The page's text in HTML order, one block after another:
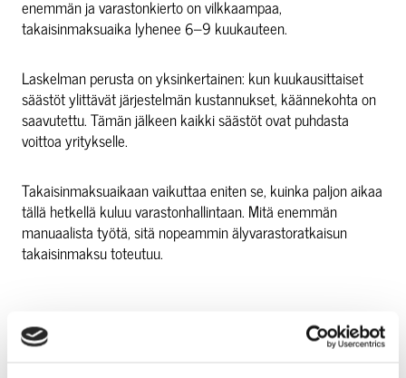
enemmän ja varastonkierto on vilkkaampaa,
takaisinmaksuaika lyhenee 6–9 kuukauteen.
Laskelman perusta on yksinkertainen: kun kuukausittaiset
säästöt ylittävät järjestelmän kustannukset, käännekohta on
saavutettu. Tämän jälkeen kaikki säästöt ovat puhdasta
voittoa yritykselle.
Takaisinmaksuaikaan vaikuttaa eniten se, kuinka paljon aikaa
tällä hetkellä kuluu varastonhallintaan. Mitä enemmän
manuaalista työtä, sitä nopeammin älyvarastoratkaisun
takaisinmaksu toteutuu.
MITÄ MUUTA HYÖTYÄ